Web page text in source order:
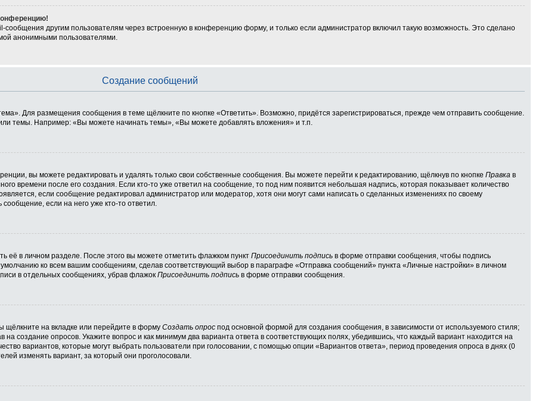
сообщения другим пользователям через встроенную в конференцию форму, и только если администратор включил такую возможность. Это сделано
анонимными пользователями.
Создание сообщений
Для размещения сообщения в теме щёлкните по кнопке «Ответить». Возможно, придётся зарегистрироваться, прежде чем отправить сообщение.
темы. Например: «Вы можете начинать темы», «Вы можете добавлять вложения» и т.п.
вы можете редактировать и удалять только свои собственные сообщения. Вы можете перейти к редактированию, щёлкнув по кнопке Правкав
времени после его создания. Если кто-то уже ответил на сообщение, то под ним появится небольшая надпись, которая показывает количество
если сообщение редактировал администратор или модератор, хотя они могут сами написать о сделанных изменениях по своему
если на него уже кто-то ответил.
её в личном разделе. После этого вы можете отметить флажком пункт Присоединить подписьв форме отправки сообщения, чтобы подпись
ко всем вашим сообщениям, сделав соответствующий выбор в параграфе «Отправка сообщений» пункта «Личные настройки» в личном
в отдельных сообщениях, убрав флажок Присоединить подписьв форме отправки сообщения.
щёлкните на вкладке или перейдите в форму Создать опроспод основной формой для создания сообщения, в зависимости от используемого стиля;
создание опросов. Укажите вопрос и как минимум два варианта ответа в соответствующих полях, убедившись, что каждый вариант находится на
вариантов, которые могут выбрать пользователи при голосовании, с помощью опции «Вариантов ответа», период проведения опроса в днях (0
изменять вариант, за который они проголосовали.